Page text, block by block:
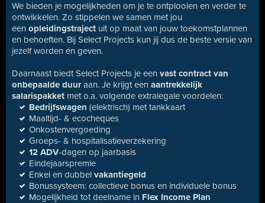
We bieden je mogelijkheden om je te ontplooien en verder te
ontwikkelen. Zo stippelen we samen met jou
een opleidingstraject uit op maat van jouw toekomstplannen
en behoeften. Bij Select Projects kun jij dus de beste versie van
jezelf worden én geven.
Daarnaast biedt Select Projects je een vast contract van
onbepaalde duuraan. Je krijgt een aantrekkelijk
salarispakket met o.a. volgende extralegale voordelen:
Bedrijfswagen (elektrisch) met tankkaart
Maaltijd- & ecocheques
Onkostenvergoeding
Groeps- & hospitalisatieverzekering
12 ADV-dagen op jaarbasis
Eindejaarspremie
Enkel en dubbel vakantiegeld
Bonussysteem: collectieve bonus en individuele bonus
Mogelijkheid tot deelname in Flex Income Plan